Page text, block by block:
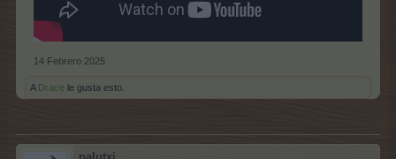
14 Febrero 2025
A Drace le gusta esto.